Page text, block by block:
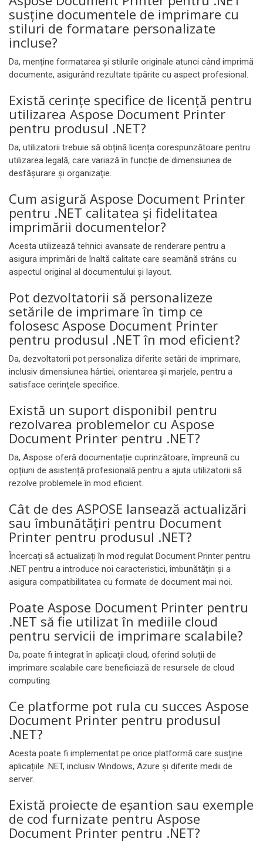
susține documentele de imprimare cu
stiluri de formatare personalizate
incluse?
Da, menține formatarea și stilurile originale atunci când imprimă
documente, asigurând rezultate tipărite cu aspect profesional.
Există cerințe specifice de licență pentru
utilizarea Aspose Document Printer
pentru produsul .NET?
Da, utilizatorii trebuie să obțină licența corespunzătoare pentru
utilizarea legală, care variază în funcție de dimensiunea de
desfășurare și organizație.
Cum asigură Aspose Document Printer
pentru .NET calitatea și fidelitatea
imprimării documentelor?
Acesta utilizează tehnici avansate de renderare pentru a
asigura imprimări de înaltă calitate care seamănă strâns cu
aspectul original al documentului și layout.
Pot dezvoltatorii să personalizeze
setările de imprimare în timp ce
folosesc Aspose Document Printer
pentru produsul .NET în mod eficient?
Da, dezvoltatorii pot personaliza diferite setări de imprimare,
inclusiv dimensiunea hârtiei, orientarea și marjele, pentru a
satisface cerințele specifice.
Există un suport disponibil pentru
rezolvarea problemelor cu Aspose
Document Printer pentru .NET?
Da, Aspose oferă documentație cuprinzătoare, împreună cu
opțiuni de asistență profesională pentru a ajuta utilizatorii să
rezolve problemele în mod eficient.
Cât de des ASPOSE lansează actualizări
sau îmbunătățiri pentru Document
Printer pentru produsul .NET?
Încercați să actualizați în mod regulat Document Printer pentru
.NET pentru a introduce noi caracteristici, îmbunătățiri și a
asigura compatibilitatea cu formate de document mai noi.
Poate Aspose Document Printer pentru
.NET să fie utilizat în mediile cloud
pentru servicii de imprimare scalabile?
Da, poate fi integrat în aplicații cloud, oferind soluții de
imprimare scalabile care beneficiază de resursele de cloud
computing.
Ce platforme pot rula cu succes Aspose
Document Printer pentru produsul
.NET?
Acesta poate fi implementat pe orice platformă care susține
aplicațiile .NET, inclusiv Windows, Azure și diferite medii de
server.
Există proiecte de eșantion sau exemple
de cod furnizate pentru Aspose
Document Printer pentru .NET?